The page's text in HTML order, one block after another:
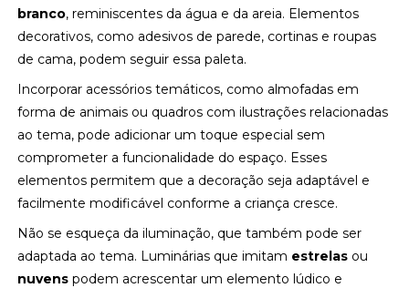
branco, reminiscentes da água e da areia. Elementos
decorativos, como adesivos de parede, cortinas e roupas
de cama, podem seguir essa paleta.
Incorporar acessórios temáticos, como almofadas em
forma de animais ou quadros com ilustrações relacionadas
ao tema, pode adicionar um toque especial sem
comprometer a funcionalidade do espaço. Esses
elementos permitem que a decoração seja adaptável e
facilmente modificável conforme a criança cresce.
Não se esqueça da iluminação, que também pode ser
adaptada ao tema. Luminárias que imitam estrelas ou
nuvens podem acrescentar um elemento lúdico e